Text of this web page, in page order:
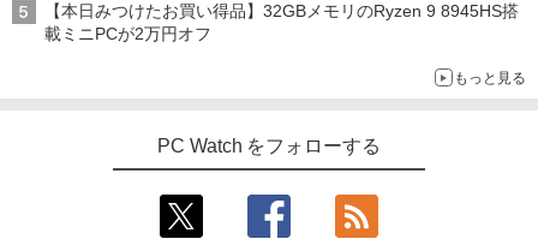
【本日みつけたお買い得品】32GBメモリのRyzen 9 8945HS搭
載ミニPCが2万円オフ
もっと見る
PC Watch をフォローする